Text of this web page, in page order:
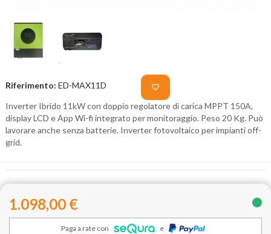
Riferimento: ED-MAX11D
Inverter Ibrido 11kW con doppio regolatore di carica MPPT 150A,
display LCD e App Wi-fi integrato per monitoraggio. Peso 20 Kg. Può
lavorare anche senza batterie. Inverter fotovoltaico per impianti off-
grid.
1.098,00 €
Paga a rate con e